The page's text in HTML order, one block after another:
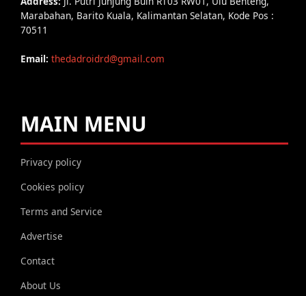
Marabahan, Barito Kuala, Kalimantan Selatan, Kode Pos :
70511
Email: thedadroidrd@gmail.com
MAIN MENU
Privacy policy
Cookies policy
Terms and Service
Advertise
Contact
About Us